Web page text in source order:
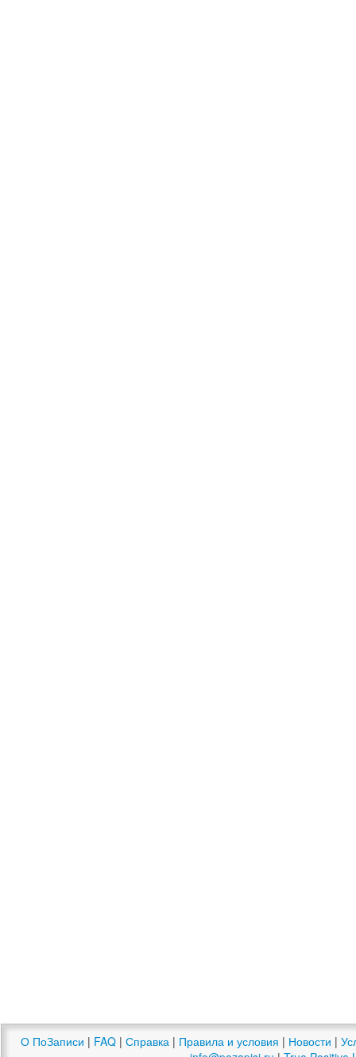
О ПоЗаписи | FAQ | Справка | Правила и условия | Новости |